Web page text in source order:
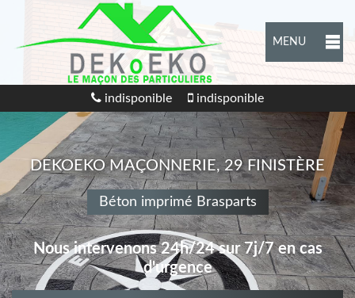
MENU
indisponible indisponible
DEKOEKO MAÇONNERIE, 29 FINISTÈRE
Béton imprimé Brasparts
Nous intervenons 24h/24 sur 7j/7 en cas
d'urgence